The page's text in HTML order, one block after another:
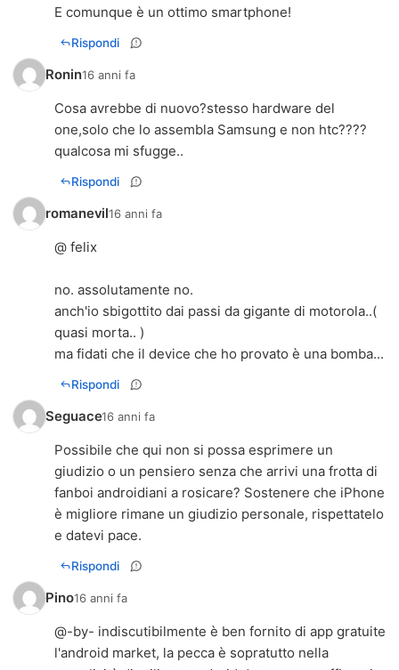
E comunque è un ottimo smartphone!
Rispondi
Ronin16 anni fa
Cosa avrebbe di nuovo?stesso hardware del
one,solo che lo assembla Samsung e non htc????
qualcosa mi sfugge..
Rispondi
romanevil16 anni fa
@ felix
no. assolutamente no.
anch'io sbigottito dai passi da gigante di motorola..(
quasi morta.. )
ma fidati che il device che ho provato è una bomba...
Rispondi
Seguace16 anni fa
Possibile che qui non si possa esprimere un
giudizio o un pensiero senza che arrivi una frotta di
fanboi androidiani a rosicare? Sostenere che iPhone
è migliore rimane un giudizio personale, rispettatelo
e datevi pace.
Rispondi
Pino16 anni fa
@-by- indiscutibilmente è ben fornito di app gratuite
l'android market, la pecca è sopratutto nella